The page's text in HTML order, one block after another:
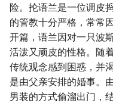
险。抡语兰是一位调皮
的管教十分严格，常常
开篇，语兰因对一只波
活泼又顽皮的性格。随
传统观念感到困惑，并
是由父亲安排的婚事。
男装的方式偷溜出门，